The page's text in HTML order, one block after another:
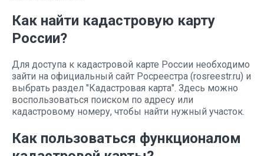
Как найти кадастровую карту
России?
Для доступа к кадастровой карте России необходимо
зайти на официальный сайт Росреестра (rosreestr.ru) и
выбрать раздел "Кадастровая карта". Здесь можно
воспользоваться поиском по адресу или
кадастровому номеру, чтобы найти нужный участок.
Как пользоваться функционалом